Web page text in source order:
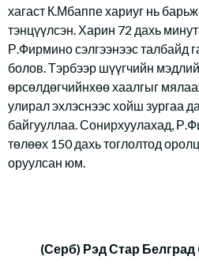
хагаст К.Мбаппе хариуг нь
тэнцүүлсэн. Харин 72 дахь
Р.Фирмино сэлгээнээс талбайд
болов. Тэрбээр шүүгчийн
өрсөлдөгчийнхөө хаалгыг
улирал эхлэснээс хойш зургаа
байгууллаа. Сонирхуулахад,
төлөөх 150 дахь тоглолтод
оруулсан юм.
(Серб) Рэд Стар